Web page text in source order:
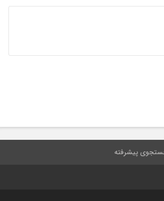
پیشرفته